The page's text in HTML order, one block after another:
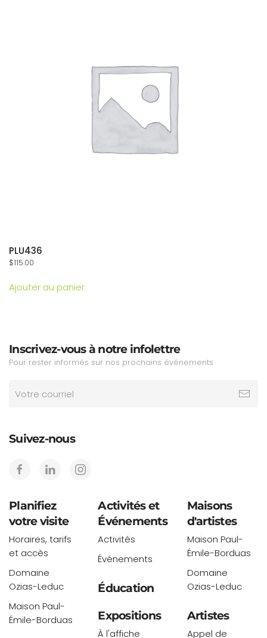
PLU436
$115.00
Ajouter au panier
Inscrivez-vous à notre infolettre
Pour rester informés sur nos prochains événements
Suivez-nous
Planifiez
votre visite
Horaires, tarifs
et accès
Domaine
Ozias-Leduc
Maison Paul-
Émile-Borduas
Activités et
Événements
Activités
Événements
Éducation
Expositions
À l'affiche
Maisons
d'artistes
Maison Paul-
Émile-Borduas
Domaine
Ozias-Leduc
Artistes
Appel de